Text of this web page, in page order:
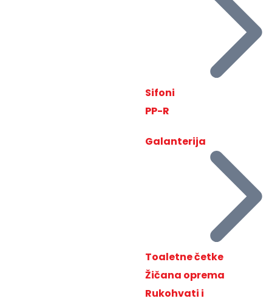
Sifoni
PP-R
Galanterija
Toaletne četke
Žičana oprema
Rukohvati i